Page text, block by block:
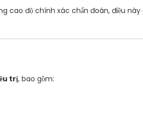
cao độ chính xác chẩn đoán, điều
trị, bao gồm: